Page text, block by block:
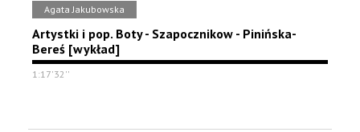
Agata Jakubowska
Artystki i pop. Boty - Szapocznikow - Pinińska-
Bereś [wykład]
1:17'32''